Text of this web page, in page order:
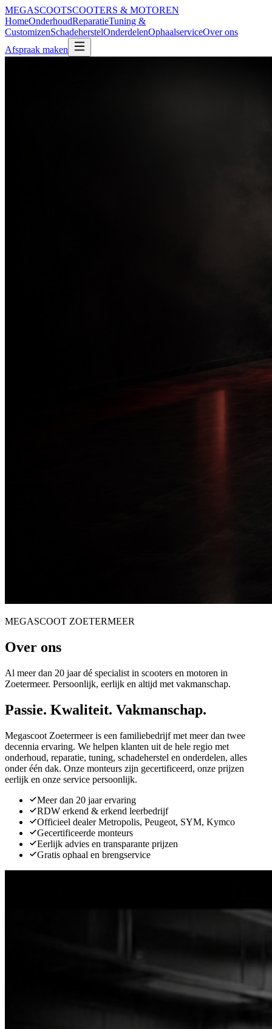
MEGASCOOTSCOOTERS & MOTOREN
HomeOnderhoudReparatieTuning &
CustomizenSchadeherstelOnderdelenOphaalserviceOver ons
Afspraak maken
MEGASCOOT ZOETERMEER
Over ons
Al meer dan 20 jaar dé specialist in scooters en motoren in
Zoetermeer. Persoonlijk, eerlijk en altijd met vakmanschap.
Passie. Kwaliteit. Vakmanschap.
Megascoot Zoetermeer is een familiebedrijf met meer dan twee
decennia ervaring. We helpen klanten uit de hele regio met
onderhoud, reparatie, tuning, schadeherstel en onderdelen, alles
onder één dak. Onze monteurs zijn gecertificeerd, onze prijzen
eerlijk en onze service persoonlijk.
Meer dan 20 jaar ervaring
RDW erkend & erkend leerbedrijf
Officieel dealer Metropolis, Peugeot, SYM, Kymco
Gecertificeerde monteurs
Eerlijk advies en transparante prijzen
Gratis ophaal en brengservice